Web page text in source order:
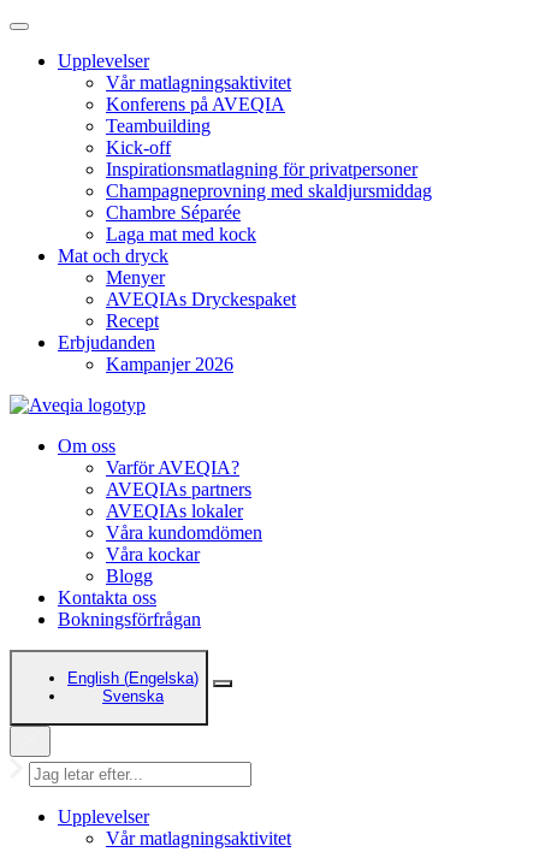
Upplevelser
Vår matlagningsaktivitet
Konferens på AVEQIA
Teambuilding
Kick-off
Inspirationsmatlagning för privatpersoner
Champagneprovning med skaldjursmiddag
Chambre Séparée
Laga mat med kock
Mat och dryck
Menyer
AVEQIAs Dryckespaket
Recept
Erbjudanden
Kampanjer 2026
Om oss
Varför AVEQIA?
AVEQIAs partners
AVEQIAs lokaler
Våra kundomdömen
Våra kockar
Blogg
Kontakta oss
Bokningsförfrågan
English (Engelska)
Svenska
Upplevelser
Vår matlagningsaktivitet